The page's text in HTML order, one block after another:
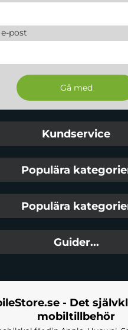
post
info
Kundservice
Populära
Populära
Guider...
- Det
mobiltillbehör